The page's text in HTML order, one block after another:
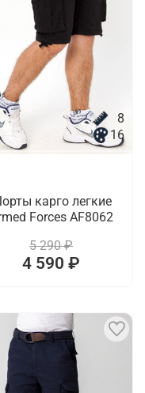
8
16
карго легкие
Forces AF8062
5 290 ₽
4 590 ₽